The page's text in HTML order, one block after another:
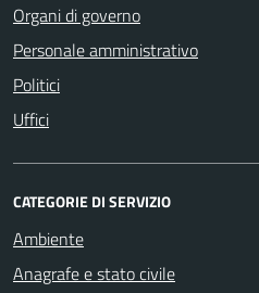
Organi di governo
Personale amministrativo
Politici
Uffici
CATEGORIE DI SERVIZIO
Ambiente
Anagrafe e stato civile